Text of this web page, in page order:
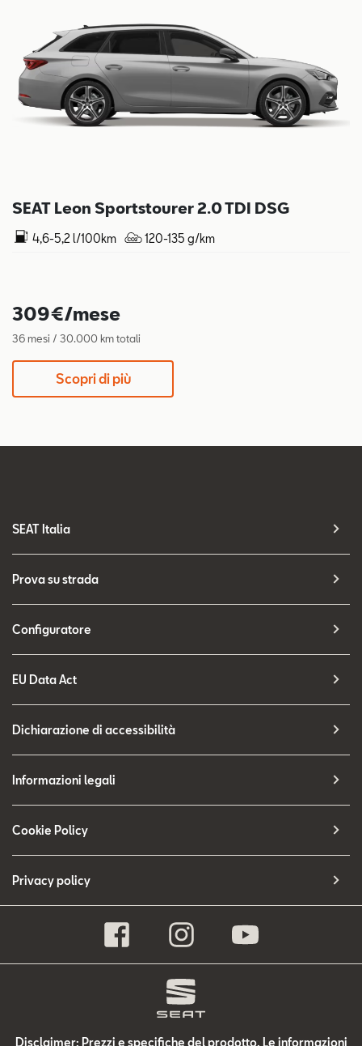
SEAT Leon Sportstourer 2.0 TDI DSG
4,6-5,2 l/100km 120-135 g/km
309€/mese
36 mesi / 30.000 km totali
Scopri di più
SEAT Italia
Prova su strada
Configuratore
EU Data Act
Dichiarazione di accessibilità
Informazioni legali
Cookie Policy
Privacy policy
Disclaimer: Prezzi e specifiche del prodotto. Le informazioni